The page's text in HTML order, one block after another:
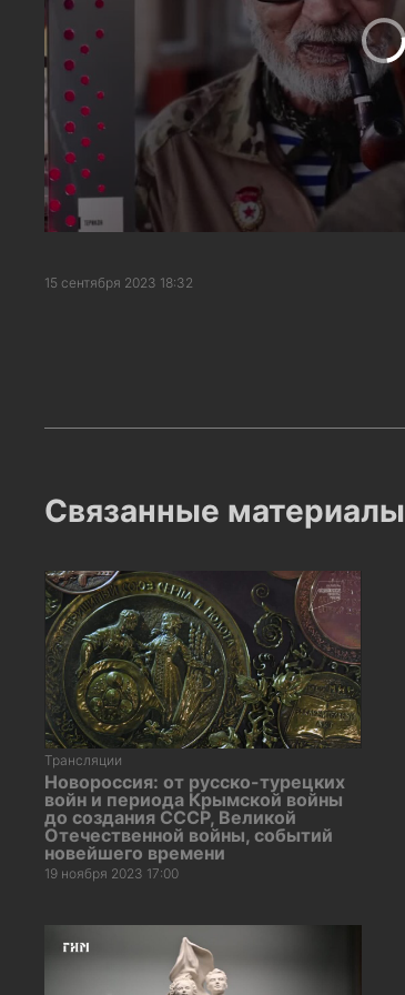
15 сентября 2023 18:32
Связанные материалы
Трансляции
Новороссия: от русско-турецких
войн и периода Крымской войны
до создания СССР, Великой
Отечественной войны, событий
новейшего времени
19 ноября 2023 17:00